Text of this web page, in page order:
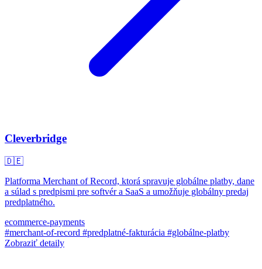
Cleverbridge
🇩🇪
Platforma Merchant of Record, ktorá spravuje globálne platby, dane
a súlad s predpismi pre softvér a SaaS a umožňuje globálny predaj
predplatného.
ecommerce-payments
#merchant-of-record #predplatné-fakturácia #globálne-platby
Zobraziť detaily